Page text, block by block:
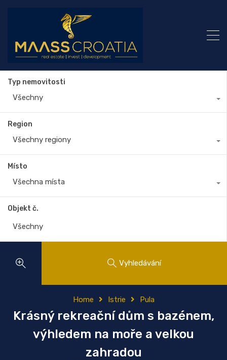
Typ nemovitosti
Všechny
Region
Všechny regiony
Místo
Všechna místa
Objekt č.
Vyhledávání
Home Istrie Pula
Krásný rekreační dům s bazénem,
výhledem na moře a velkou
zahradou